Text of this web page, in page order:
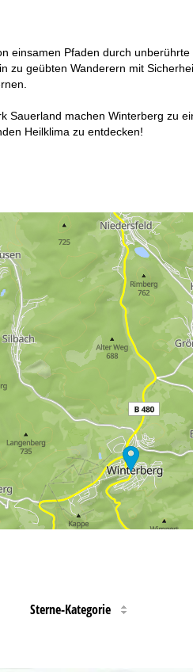
einsamen Pfaden durch
geübten Wanderern mit
machen Winterberg zu
Heilklima zu entdecken!
Sterne-Kategorie